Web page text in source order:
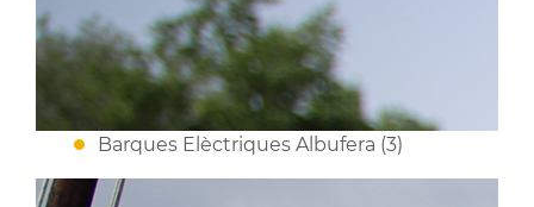
Barques Elèctriques Albufera (3)